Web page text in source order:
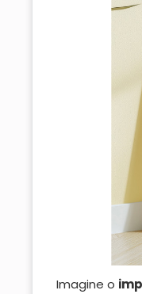
Imagine o